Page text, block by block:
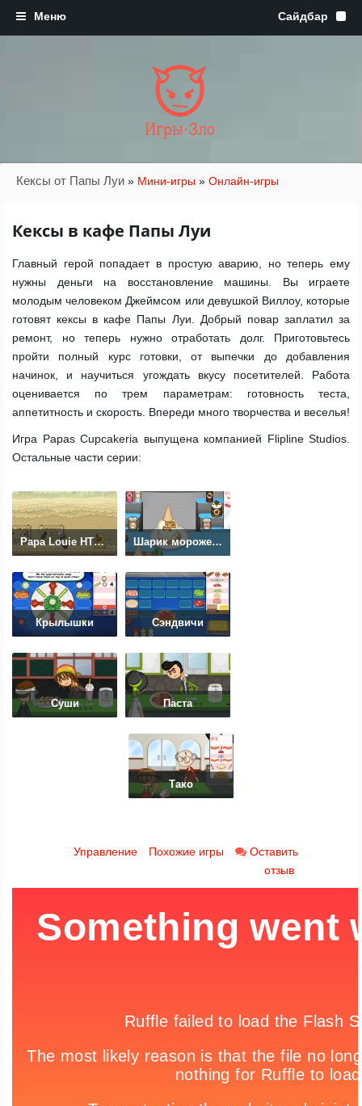
Игры·Зло
Кексы от Папы Луи » Мини-игры » Онлайн-игры
Кексы в кафе Папы Луи
Главный герой попадает в простую аварию, но теперь ему
нужны деньги на восстановление машины. Вы играете
молодым человеком Джеймсом или девушкой Виллоу, которые
готовят кексы в кафе Папы Луи. Добрый повар заплатил за
ремонт, но теперь нужно отработать долг. Приготовьтесь
пройти полный курс готовки, от выпечки до добавления
начинок, и научиться угождать вкусу посетителей. Работа
оценивается по трем параметрам: готовность теста,
аппетитность и скорость. Впереди много творчества и веселья!
Игра Papas Cupcakeria выпущена компанией Flipline Studios.
Остальные части серии:
Papa Louie HTML5 Шарик мороженого
Крылышки Сэндвичи
Суши Паста
Тако
Управление Похожие игры
Оставить
отзыв